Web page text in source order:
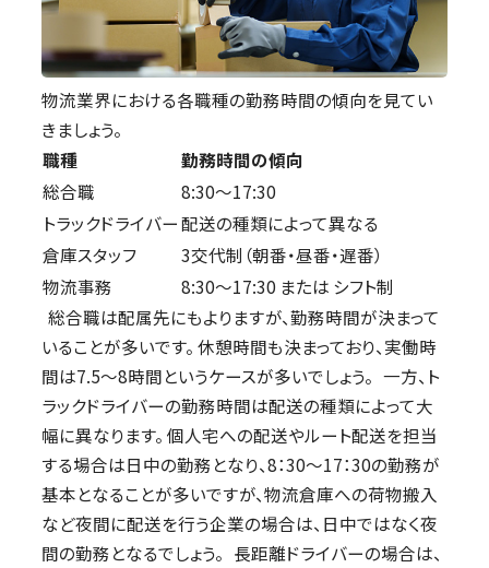
物流業界における各職種の勤務時間の傾向を見てい
きましょう。
職種
勤務時間の傾向
総合職
8:30〜17:30
トラックドライバー 配送の種類によって異なる
倉庫スタッフ
3交代制（朝番・昼番・遅番）
物流事務
8:30〜17:30 または シフト制
総合職は配属先にもよりますが、勤務時間が決まって
いることが多いです。 休憩時間も決まっており、実働時
間は7.5〜8時間というケースが多いでしょう。 一方、ト
ラックドライバーの勤務時間は配送の種類によって大
幅に異なります。 個人宅への配送やルート配送を担当
する場合は日中の勤務となり、8：30〜17：30の勤務が
基本となることが多いですが、物流倉庫への荷物搬入
など夜間に配送を行う企業の場合は、日中ではなく夜
間の勤務となるでしょう。 長距離ドライバーの場合は、